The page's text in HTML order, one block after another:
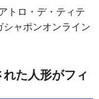
トロ・デ・ティテ
ャポンオンライン
た人形がフィ